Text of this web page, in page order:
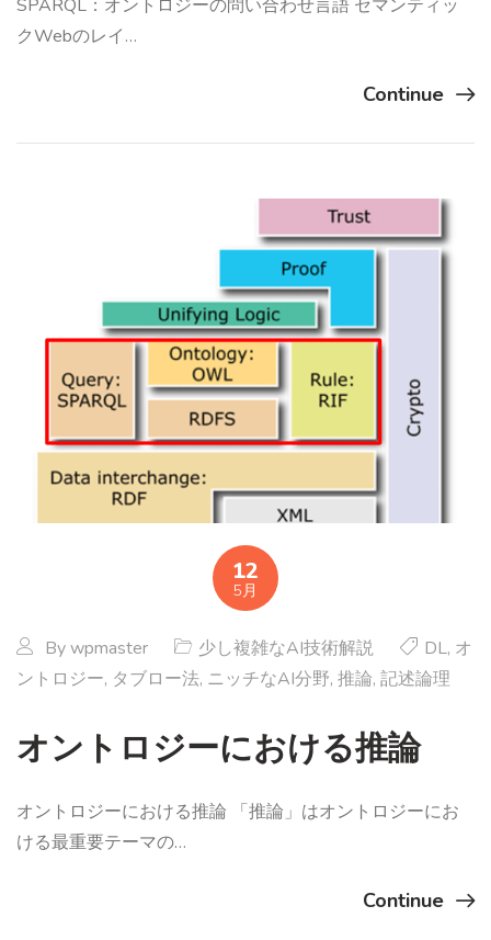
SPARQL：オントロジーの問い合わせ言語 セマンティッ
クWebのレイ…
Continue
12
5月
Bywpmaster 少し複雑なAI技術解説 DL, オ
ントロジー, タブロー法, ニッチなAI分野, 推論, 記述論理
オントロジーにおける推論
オントロジーにおける推論 「推論」はオントロジーにお
ける最重要テーマの…
Continue